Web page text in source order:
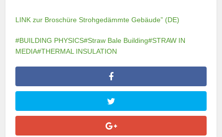
LINK zur Broschüre Strohgedämmte Gebäude” (DE)
#BUILDING PHYSICS#Straw Bale Building#STRAW IN
MEDIA#THERMAL INSULATION